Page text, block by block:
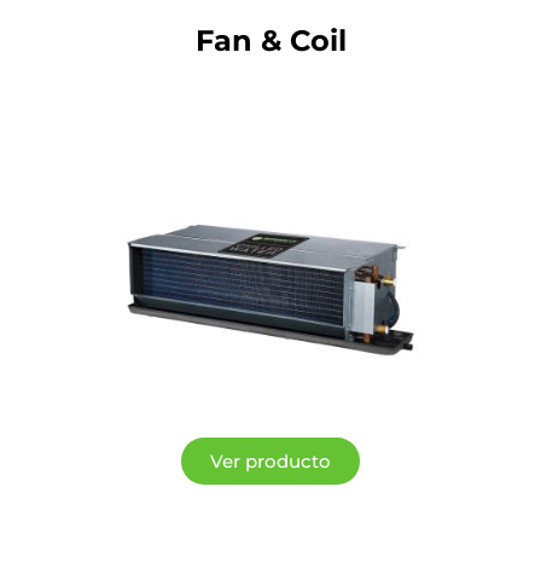
Fan & Coil
Ver producto